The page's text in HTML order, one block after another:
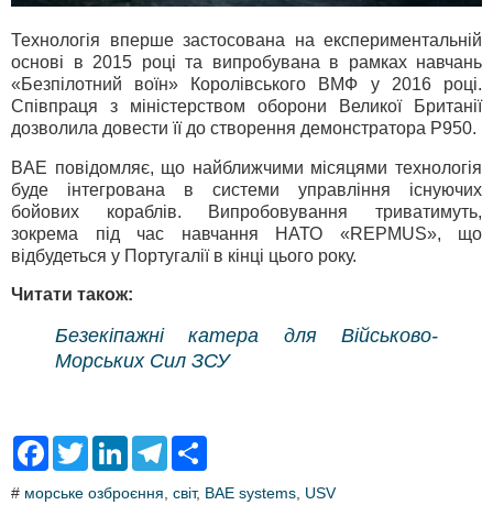
Технологія вперше застосована на експериментальній
основі в 2015 році та випробувана в рамках навчань
«Безпілотний воїн» Королівського ВМФ у 2016 році.
Співпраця з міністерством оборони Великої Британії
дозволила довести її до створення демонстратора P950.
BAE повідомляє, що найближчими місяцями технологія
буде інтегрована в системи управління існуючих
бойових кораблів. Випробовування триватимуть,
зокрема під час навчання НАТО «REPMUS», що
відбудеться у Португалії в кінці цього року.
Читати також:
Безекіпажні катера для Військово-
Морських Сил ЗСУ
F
e
T
t
L
k
T
e
r
# морське озброєння світ, BAE systems USV